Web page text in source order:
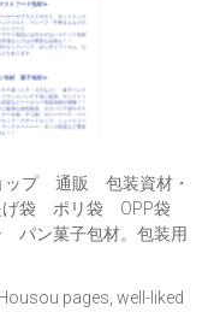
ップ 通販 包装資材・
げ袋 ポリ袋 OPP袋
ン菓子包材。包装用
pages, well-liked